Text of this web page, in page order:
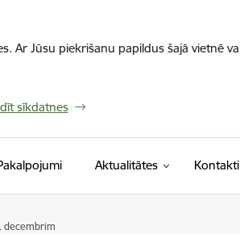
Ar Jūsu piekrišanu papildus šajā vietnē
sīkdatnes
Aktualitātes Kontakti
decembrim